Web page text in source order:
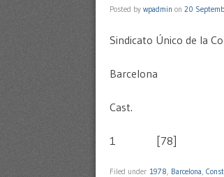
Posted by wpadmin on 20
Sindicato Único de la
Barcelona
Cast.
1 [78]
Filed under 1978, Barcelona,